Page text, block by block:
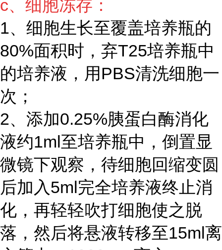
c、细胞冻存：
1、细胞生长至覆盖培养瓶的
80%面积时，弃T25培养瓶中
的培养液，用PBS清洗细胞一
次；
2、添加0.25%胰蛋白酶消化
液约1ml至培养瓶中，倒置显
微镜下观察，待细胞回缩变圆
后加入5ml完全培养液终止消
化，再轻轻吹打细胞使之脱
落，然后将悬液转移至15ml离